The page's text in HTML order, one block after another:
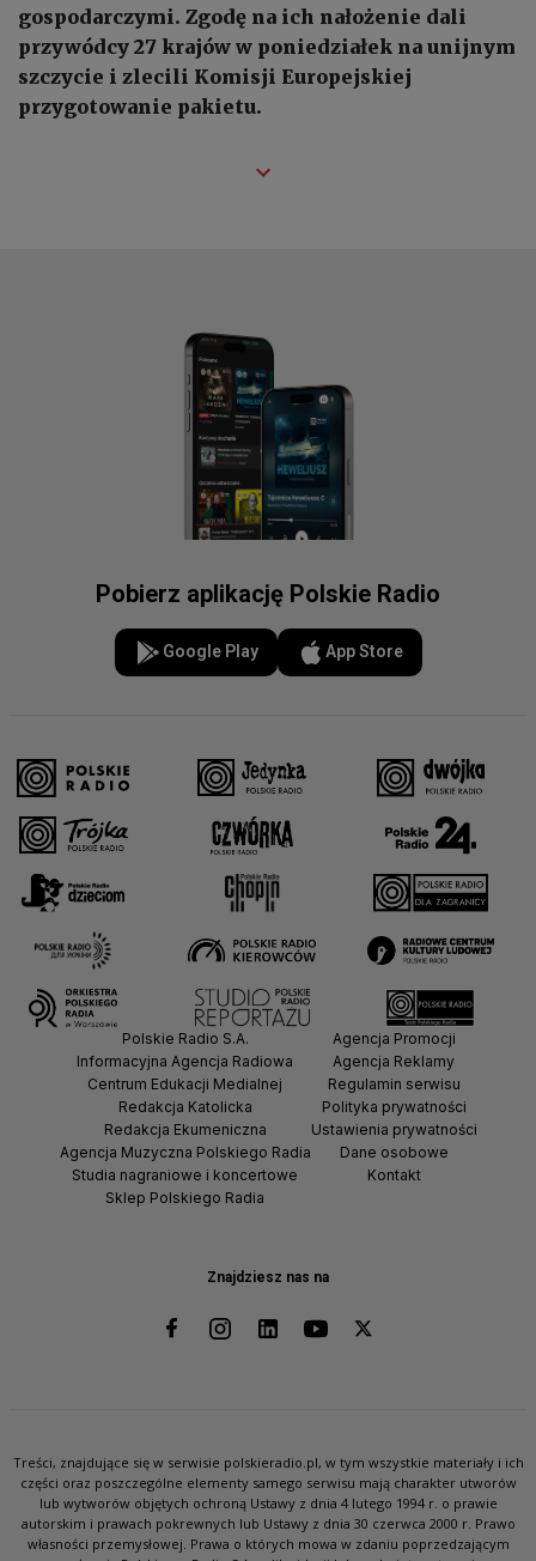
gospodarczymi. Zgodę na ich nałożenie dali
przywódcy 27 krajów w poniedziałek na unijnym
szczycie i zlecili Komisji Europejskiej
przygotowanie pakietu.
Pobierz aplikację Polskie Radio
Google Play App Store
Znajdziesz nas na
Polskie Radio S.A.
Informacyjna Agencja Radiowa
Centrum Edukacji Medialnej
Redakcja Katolicka
Redakcja Ekumeniczna
Agencja Muzyczna Polskiego Radia
Studia nagraniowe i koncertowe
Sklep Polskiego Radia
Agencja Promocji
Agencja Reklamy
Regulamin serwisu
Polityka prywatności
Ustawienia prywatności
Dane osobowe
Kontakt
Treści, znajdujące się w serwisie polskieradio.pl, w tym wszystkie materiały i ich
części oraz poszczególne elementy samego serwisu mają charakter utworów
lub wytworów objętych ochroną Ustawy z dnia 4 lutego 1994 r. o prawie
autorskim i prawach pokrewnych lub Ustawy z dnia 30 czerwca 2000 r. Prawo
własności przemysłowej. Prawa o których mowa w zdaniu poprzedzającym